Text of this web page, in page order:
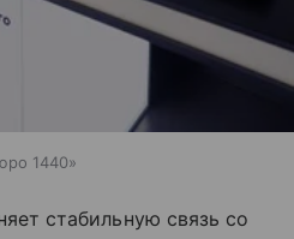
1440»
стабильную связь со